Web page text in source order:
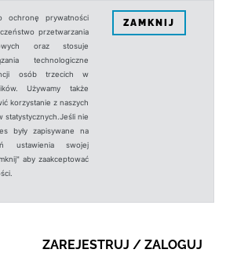
ochronę prywatności
przetwarzania
oraz stosuje
technologiczne
osób trzecich w
Używamy także
korzystanie z naszych
nie
były zapisywane na
ustawienia swojej
aby zaakceptować
ZAMKNIJ
ZAREJESTRUJ / ZALOGUJ